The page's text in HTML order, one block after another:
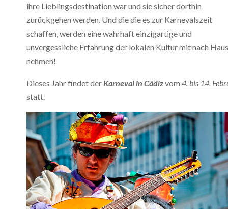
ihre Lieblingsdestination war und sie sicher dorthin
zurückgehen werden. Und die die es zur Karnevalszeit
schaffen, werden eine wahrhaft einzigartige und
unvergessliche Erfahrung der lokalen Kultur mit nach
nehmen!
Dieses Jahr findet derKarnevalin Cádizvom 4. bis 14.
statt.